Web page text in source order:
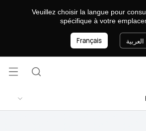
Veuillez choisir la langue pour
spécifique à votre
العربية Français
فتح